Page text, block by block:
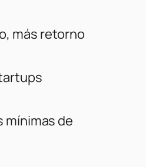
más retorno
mínimas de